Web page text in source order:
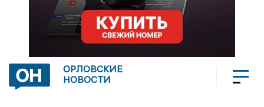
ОРЛОВСКИЕ
НОВОСТИ